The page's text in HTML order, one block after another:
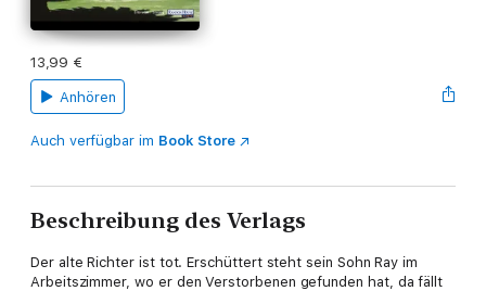
13,99 €
Anhören
Auch verfügbar im Book Store
Beschreibung des Verlags
Der alte Richter ist tot. Erschüttert steht sein Sohn Ray im
Arbeitszimmer, wo er den Verstorbenen gefunden hat, da fällt